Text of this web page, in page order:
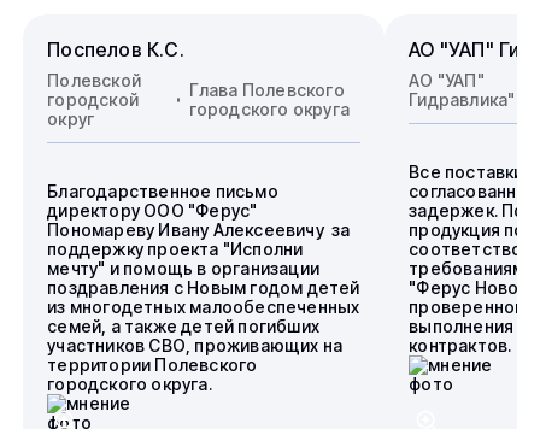
Поспелов К.С.
Полевской
городской
округ
Глава Полевского
городского округа
Благодарственное письмо
директору ООО "Ферус"
Пономареву Ивану Алексеевичу за
поддержку проекта "Исполни
мечту" и помощь в организации
поздравления с Новым годом детей
из многодетных малообеспеченных
семей, а также детей погибших
участников СВО, проживающих на
территории Полевского
городского округа.
АО "УАП"
АО "УАП"
Гидравлика"
Все поставки
задержек.
продукция
требованиям.
"Ферус
проверенного
выполнения
контрактов.